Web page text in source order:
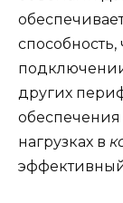
других
нагрузках в